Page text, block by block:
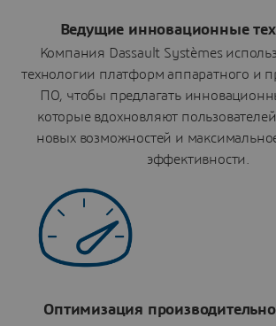
Ведущие инновационные
Компания Dassault Systèmes
технологии платформ аппаратного и
ПО, чтобы предлагать
которые вдохновляют
новых возможностей и
эффективности.
Оптимизация